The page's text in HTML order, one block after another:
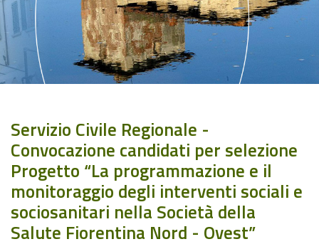
Servizio Civile Regionale -
Convocazione candidati per selezione
Progetto “La programmazione e il
monitoraggio degli interventi sociali e
sociosanitari nella Società della
Salute Fiorentina Nord - Ovest”